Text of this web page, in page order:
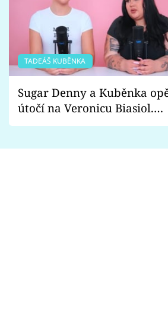
TADEÁŠ KUBĚNKA
Sugar Denny a Kuběnka
útočí na Veronicu Biasiol.
Proč je podle nich falešná a